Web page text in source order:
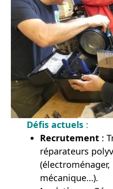
Défis actuels :
Recrutement :
réparateurs
mécanique…).